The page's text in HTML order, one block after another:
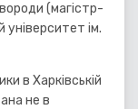
(магістр-
університет ім.
в Харківській
не в